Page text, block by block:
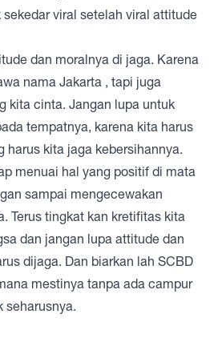
viral setelah viral attitude
dan moralnya di jaga. Karena
nama Jakarta , tapi juga
kita cinta. Jangan lupa untuk
tempatnya, karena kita harus
harus kita jaga kebersihannya.
menuai hal yang positif di mata
sampai mengecewakan
Terus tingkat kan kretifitas kita
dan jangan lupa attitude dan
dijaga. Dan biarkan lah SCBD
mestinya tanpa ada campur
seharusnya.